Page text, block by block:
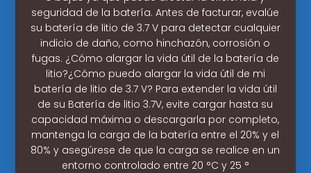
seguridad de la batería. Antes de facturar, evalúe
su batería de litio de 3.7 V para detectar cualquier
indicio de daño, como hinchazón, corrosión o
fugas. ¿Cómo alargar la vida útil de la batería de
litio?¿Cómo puedo alargar la vida útil de mi
batería de litio de 3.7 V? Para extender la vida útil
de su Batería de litio 3.7V, evite cargar hasta su
capacidad máxima o descargarla por completo,
mantenga la carga de la batería entre el 20% y el
80% y asegúrese de que la carga se realice en un
entorno controlado entre 20 °C y 25 °